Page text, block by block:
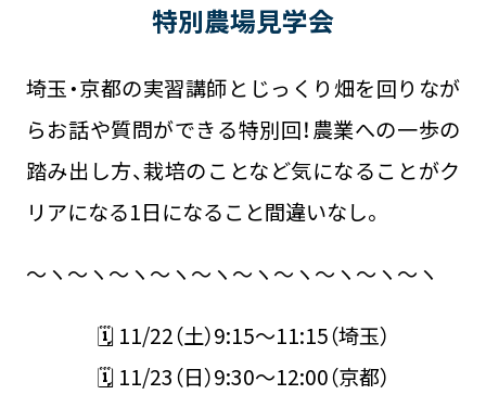
特別農場見学会
埼玉・京都の実習講師とじっくり畑を回りなが
らお話や質問ができる特別回！農業への一歩の
踏み出し方、栽培のことなど気になることがク
リアになる1日になること間違いなし。
～ヽ～ヽ～ヽ～ヽ～ヽ～ヽ～ヽ～ヽ～ヽ～ヽ
🗓 11/22（土）9:15～11:15（埼玉）
🗓 11/23（日）9:30～12:00（京都）